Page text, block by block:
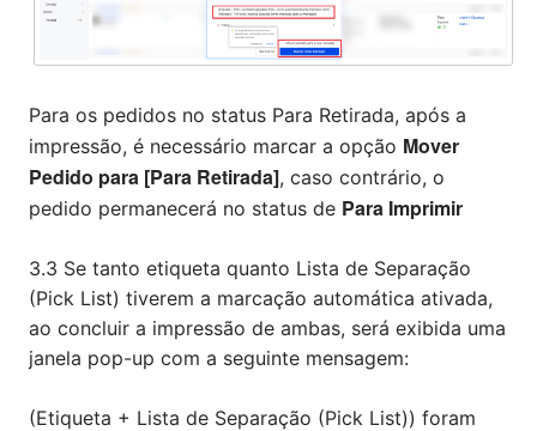
Para os pedidos no status Para Retirada, ​​após a
impressão, é necessário marcar a opção Mover
Pedido para [Para Retirada], caso contrário, o
pedido permanecerá no status de Para Imprimir
3.3 Se tanto etiqueta quanto Lista de Separação
(Pick List) tiverem a marcação automática ativada,
ao concluir a impressão de ambas, será exibida uma
janela pop-up com a seguinte mensagem:
(Etiqueta + Lista de Separação (Pick List)) foram